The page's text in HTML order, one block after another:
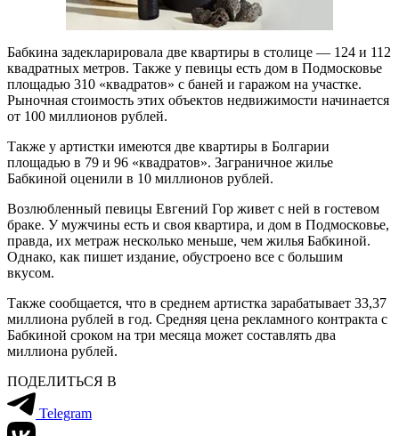
Бабкина задекларировала две квартиры в столице — 124 и 112
квадратных метров. Также у певицы есть дом в Подмосковье
площадью 310 «квадратов» с баней и гаражом на участке.
Рыночная стоимость этих объектов недвижимости начинается
от 100 миллионов рублей.
Также у артистки имеются две квартиры в Болгарии
площадью в 79 и 96 «квадратов». Заграничное жилье
Бабкиной оценили в 10 миллионов рублей.
Возлюбленный певицы Евгений Гор живет с ней в гостевом
браке. У мужчины есть и своя квартира, и дом в Подмосковье,
правда, их метраж несколько меньше, чем жилья Бабкиной.
Однако, как пишет издание, обустроено все с большим
вкусом.
Также сообщается, что в среднем артистка зарабатывает 33,37
миллиона рублей в год. Средняя цена рекламного контракта с
Бабкиной сроком на три месяца может составлять два
миллиона рублей.
ПОДЕЛИТЬСЯ В
Telegram